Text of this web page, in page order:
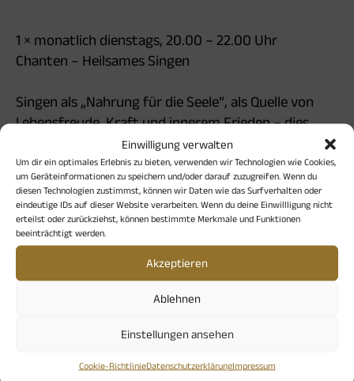
Einwilligung verwalten
Um dir ein optimales Erlebnis zu bieten, verwenden wir Technologien wie Cookies,
um Geräteinformationen zu speichern und/oder darauf zuzugreifen. Wenn du
diesen Technologien zustimmst, können wir Daten wie das Surfverhalten oder
eindeutige IDs auf dieser Website verarbeiten. Wenn du deine Einwillligung nicht
erteilst oder zurückziehst, können bestimmte Merkmale und Funktionen
beeinträchtigt werden.
Akzeptieren
Ablehnen
Einstellungen ansehen
Cookie-RichtlinieDatenschutzerklärungImpressum
1 × monatlich dienstags, 20.00 – 22.00 Uhr
Chanten – Heilsames Singen
Singen als „Nahrung für die Seele“, als Quelle von
Lebensfreude, Kraft und innerem Frieden – dies
können wir erfahren beim Chanten von spirituellen
Liedern aus aller Welt. Die musikalische Reise führt
uns von jahrtausendealten indischen Mantren über
afrikanische Gospelsongs, jüdische Friedenslieder
und Gesänge der Sufis bis hin zu aktuellen Chants
deutsch- und englischsprachiger Liedautor:innen
und den „gesungenen Gebeten“ von Helge
Burggrabe. Notenkenntnisse sind nicht erforderlich.
Elfe Kassnel, Dipl.-Psychologin, Singleiterin
12 € pro Abend, max. 15 Teilnehmende. Anmeldung